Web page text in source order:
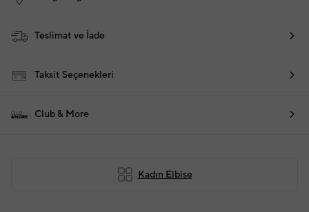
Teslimat ve İade
Taksit Seçenekleri
Club & More
Kadın Elbise